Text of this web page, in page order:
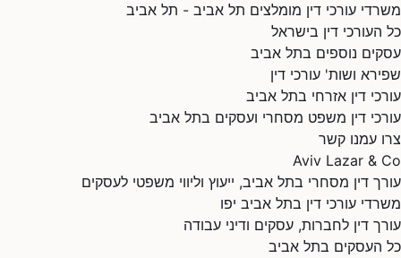
משרדי עורכי דין מומלצים תל אביב - תל אביב
כל העורכי דין בישראל
עסקים נוספים בתל אביב
שפירא ושות' עורכי דין
עורכי דין אזרחי בתל אביב
עורכי דין משפט מסחרי ועסקים בתל אביב
צרו עמנו קשר
Aviv Lazar & Co
עורך דין מסחרי בתל אביב, ייעוץ וליווי משפטי לעסקים
משרדי עורכי דין בתל אביב יפו
עורך דין לחברות, עסקים ודיני עבודה
כל העסקים בתל אביב